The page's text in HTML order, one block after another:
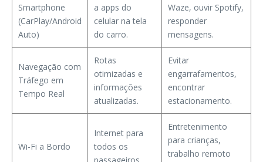
Smartphone
(CarPlay/Android
Auto)
a apps do
celular na tela
do carro.
Waze, ouvir Spotify,
responder
mensagens.
Navegação com
Tráfego em
Tempo Real
Rotas
otimizadas e
informações
atualizadas.
Evitar
engarrafamentos,
encontrar
estacionamento.
Wi-Fi a Bordo
Internet para
todos os
Entretenimento
para crianças,
trabalho remoto